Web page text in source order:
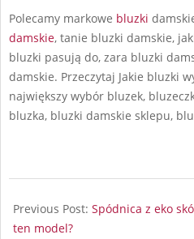
Polecamy markowe bluzki
damskie, tanie bluzki damskie,
bluzki pasują do, zara bluzki
damskie. Przeczytaj Jakie bluzki
największy wybór bluzek,
bluzka, bluzki damskie sklepu,
07-
11
Previous Post: Spódnica z eko
ten model?